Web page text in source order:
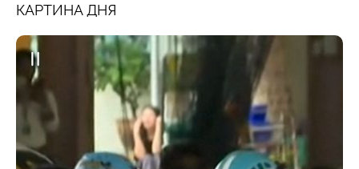
КАРТИНА ДНЯ